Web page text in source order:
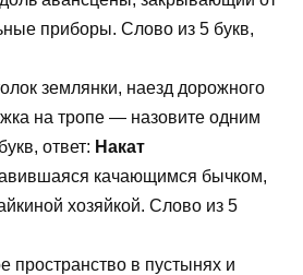
приборы. Слово из 5 букв,
землянки, наезд дорожного
на тропе — назовите одним
ответ: Накат
качающимся бычком,
хозяйкой. Слово из 5
пространство в пустынях и